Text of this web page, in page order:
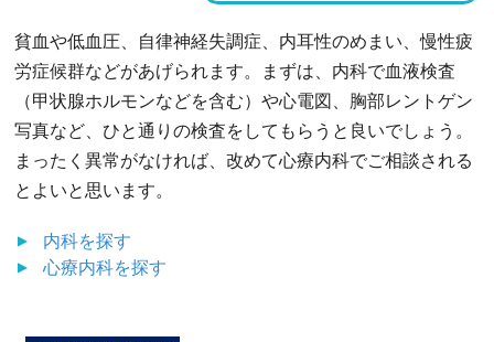
貧血や低血圧、自律神経失調症、内耳性のめまい、慢性疲
労症候群などがあげられます。まずは、内科で血液検査
（甲状腺ホルモンなどを含む）や心電図、胸部レントゲン
写真など、ひと通りの検査をしてもらうと良いでしょう。
まったく異常がなければ、改めて心療内科でご相談される
とよいと思います。
内科を探す
心療内科を探す